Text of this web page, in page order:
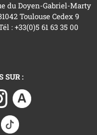
du Doyen-Gabriel-Marty
Toulouse Cedex 9
: +33(0)5 61 63 35 00
SUR :